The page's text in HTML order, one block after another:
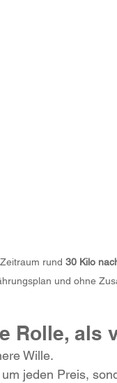
rund 30 Kilo
und ohne
Rolle, als
Wille.
jeden Preis,